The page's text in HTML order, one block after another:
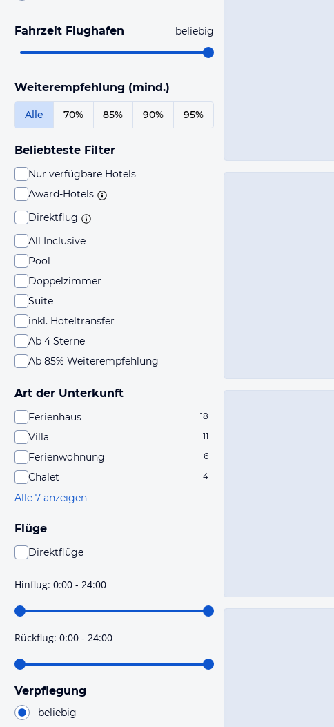
Fahrzeit Flughafen beliebig
Weiterempfehlung (mind.)
Alle 70% 85% 90% 95%
Beliebteste Filter
Nur verfügbare Hotels
Award-Hotels
Direktflug
All Inclusive
Pool
Doppelzimmer
Suite
inkl. Hoteltransfer
Ab 4 Sterne
Ab 85% Weiterempfehlung
Art der Unterkunft
Ferienhaus 18
Villa 11
Ferienwohnung 6
Chalet 4
Alle 7 anzeigen
Flüge
Direktflüge
hoher Wahrscheinlichkeit Direktflüge sind. Bitte
prüfe vor der Buchung noch einmal die Flugdetails.
Hinflug: 0:00 - 24:00
Rückflug: 0:00 - 24:00
Verpflegung
beliebig